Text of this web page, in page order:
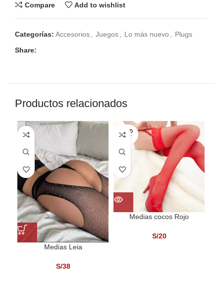
Compare Add to wishlist
Categorías: Accesorios Juegos Lo más nuevo
Plugs
Share:
Productos relacionados
Medias Leia
S/38
SOLD
OUT
Medias cocos Rojo
S/20